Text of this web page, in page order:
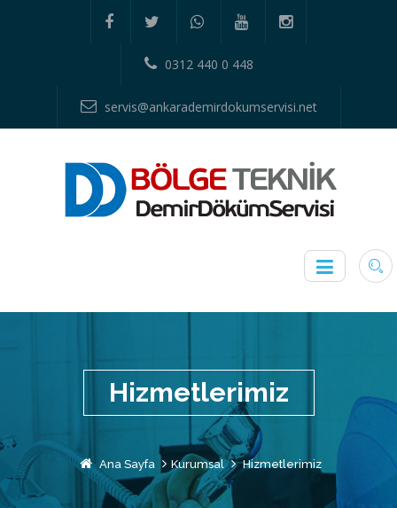
0312 440 0 448
servis@ankarademirdokumservisi.net
Hizmetlerimiz
Ana Sayfa Kurumsal Hizmetlerimiz